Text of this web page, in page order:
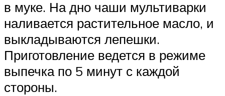
в муке. На дно чаши мультиварки
наливается растительное масло, и
выкладываются лепешки.
Приготовление ведется в режиме
выпечка по 5 минут с каждой
стороны.